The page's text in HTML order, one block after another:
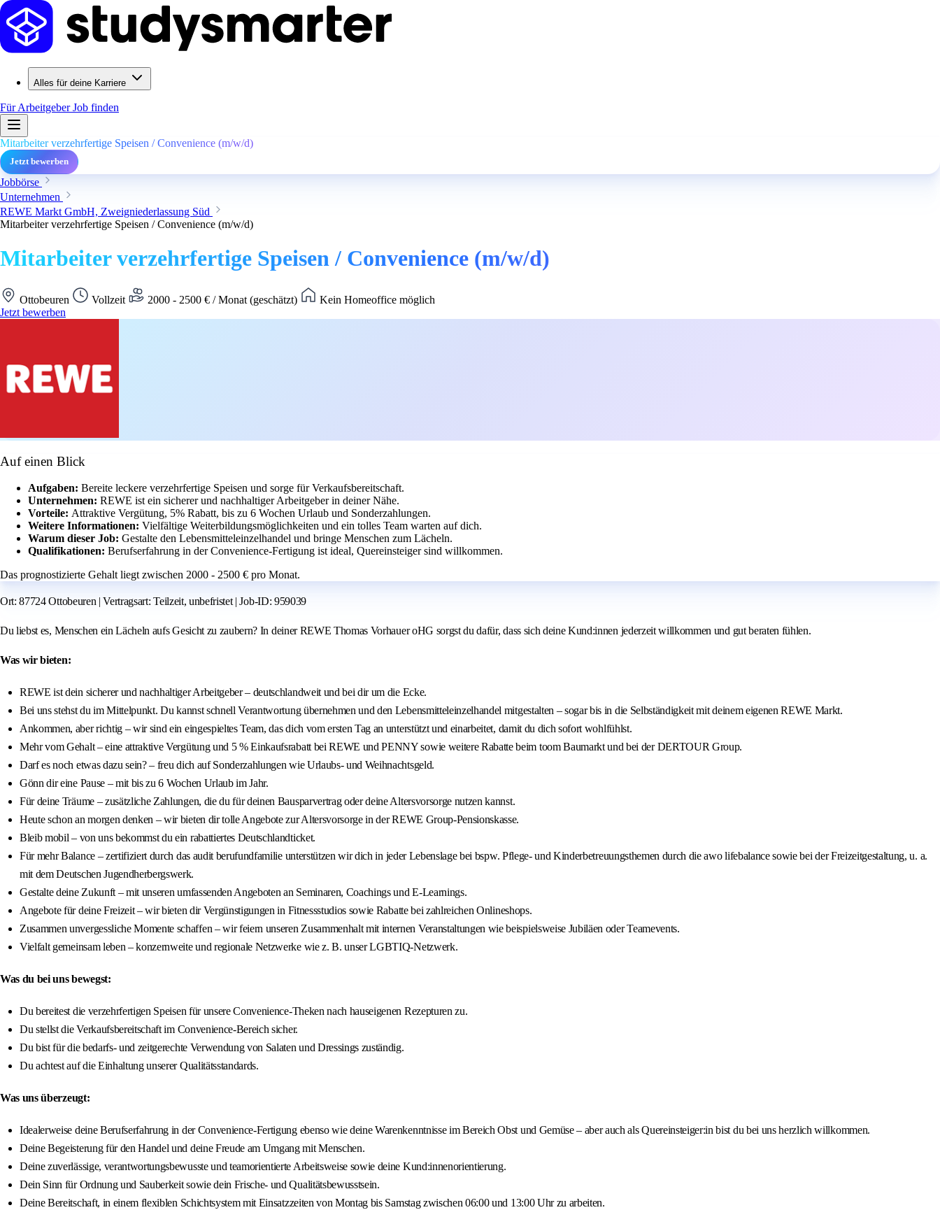
Alles für deine Karriere
Für ArbeitgeberJob finden
Mitarbeiter verzehrfertige Speisen / Convenience (m/w/d)
Jetzt bewerben
Jobbörse
Unternehmen
REWE Markt GmbH, Zweigniederlassung Süd
Mitarbeiter verzehrfertige Speisen / Convenience (m/w/d)
Mitarbeiter verzehrfertige Speisen / Convenience (m/w/d)
Ottobeuren Vollzeit 2000 - 2500 € / Monat (geschätzt)
Kein Homeoffice möglich
Jetzt bewerben
Auf einen Blick
Aufgaben: Bereite leckere verzehrfertige Speisen und sorge für Verkaufsbereitschaft.
Unternehmen: REWE ist ein sicherer und nachhaltiger Arbeitgeber in deiner Nähe.
Vorteile: Attraktive Vergütung, 5% Rabatt, bis zu 6 Wochen Urlaub und Sonderzahlungen.
Weitere Informationen: Vielfältige Weiterbildungsmöglichkeiten und ein tolles Team warten auf dich.
Warum dieser Job: Gestalte den Lebensmitteleinzelhandel und bringe Menschen zum Lächeln.
Qualifikationen: Berufserfahrung in der Convenience-Fertigung ist ideal, Quereinsteiger sind willkommen.
Das prognostizierte Gehalt liegt zwischen 2000 - 2500 € pro Monat.
Ort: 87724 Ottobeuren | Vertragsart: Teilzeit, unbefristet | Job-ID: 959039
Du liebst es, Menschen ein Lächeln aufs Gesicht zu zaubern? In deiner REWE Thomas Vorhauer oHG sorgst du dafür, dass sich deine Kund:innen jederzeit willkommen und gut beraten fühlen.
Was wir bieten:
REWE ist dein sicherer und nachhaltiger Arbeitgeber – deutschlandweit und bei dir um die Ecke.
Bei uns stehst du im Mittelpunkt. Du kannst schnell Verantwortung übernehmen und den Lebensmitteleinzelhandel mitgestalten – sogar bis in die Selbständigkeit mit deinem eigenen REWE Markt.
Ankommen, aber richtig – wir sind ein eingespieltes Team, das dich vom ersten Tag an unterstützt und einarbeitet, damit du dich sofort wohlfühlst.
Mehr vom Gehalt – eine attraktive Vergütung und 5 % Einkaufsrabatt bei REWE und PENNY sowie weitere Rabatte beim toom Baumarkt und bei der DERTOUR Group.
Darf es noch etwas dazu sein? – freu dich auf Sonderzahlungen wie Urlaubs- und Weihnachtsgeld.
Gönn dir eine Pause – mit bis zu 6 Wochen Urlaub im Jahr.
Für deine Träume – zusätzliche Zahlungen, die du für deinen Bausparvertrag oder deine Altersvorsorge nutzen kannst.
Heute schon an morgen denken – wir bieten dir tolle Angebote zur Altersvorsorge in der REWE Group-Pensionskasse.
Bleib mobil – von uns bekommst du ein rabattiertes Deutschlandticket.
Für mehr Balance – zertifiziert durch das audit berufundfamilie unterstützen wir dich in jeder Lebenslage bei bspw. Pflege- und Kinderbetreuungsthemen durch die awo lifebalance sowie bei der Freizeitgestaltung, u. a.
mit dem Deutschen Jugendherbergswerk.
Gestalte deine Zukunft – mit unseren umfassenden Angeboten an Seminaren, Coachings und E-Learnings.
Angebote für deine Freizeit – wir bieten dir Vergünstigungen in Fitnessstudios sowie Rabatte bei zahlreichen Onlineshops.
Zusammen unvergessliche Momente schaffen – wir feiern unseren Zusammenhalt mit internen Veranstaltungen wie beispielsweise Jubiläen oder Teamevents.
Vielfalt gemeinsam leben – konzernweite und regionale Netzwerke wie z. B. unser LGBTIQ-Netzwerk.
Was du bei uns bewegst:
Du bereitest die verzehrfertigen Speisen für unsere Convenience-Theken nach hauseigenen Rezepturen zu.
Du stellst die Verkaufsbereitschaft im Convenience-Bereich sicher.
Du bist für die bedarfs- und zeitgerechte Verwendung von Salaten und Dressings zuständig.
Du achtest auf die Einhaltung unserer Qualitätsstandards.
Was uns überzeugt:
Idealerweise deine Berufserfahrung in der Convenience-Fertigung ebenso wie deine Warenkenntnisse im Bereich Obst und Gemüse – aber auch als Quereinsteiger:in bist du bei uns herzlich willkommen.
Deine Begeisterung für den Handel und deine Freude am Umgang mit Menschen.
Deine zuverlässige, verantwortungsbewusste und teamorientierte Arbeitsweise sowie deine Kund:innenorientierung.
Dein Sinn für Ordnung und Sauberkeit sowie dein Frische- und Qualitätsbewusstsein.
Deine Bereitschaft, in einem flexiblen Schichtsystem mit Einsatzzeiten von Montag bis Samstag zwischen 06:00 und 13:00 Uhr zu arbeiten.